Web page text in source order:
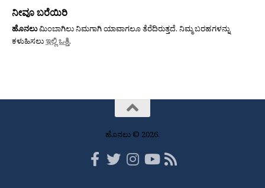
ನೀವೂ ಬರೆಯಿರಿ
ಹೊನಲುಮಿಂಬಾಗಿಲು ನಿಮಗಾಗಿ ಯಾವಾಗಲೂ ತೆರೆದಿರುತ್ತದೆ. ನಿಮ್ಮ ಬರಹಗಳನ್ನು
ಕಳುಹಿಸಲುಇಲ್ಲಿ ಒತ್ತಿ.
ಹೊನಲು © 2026.